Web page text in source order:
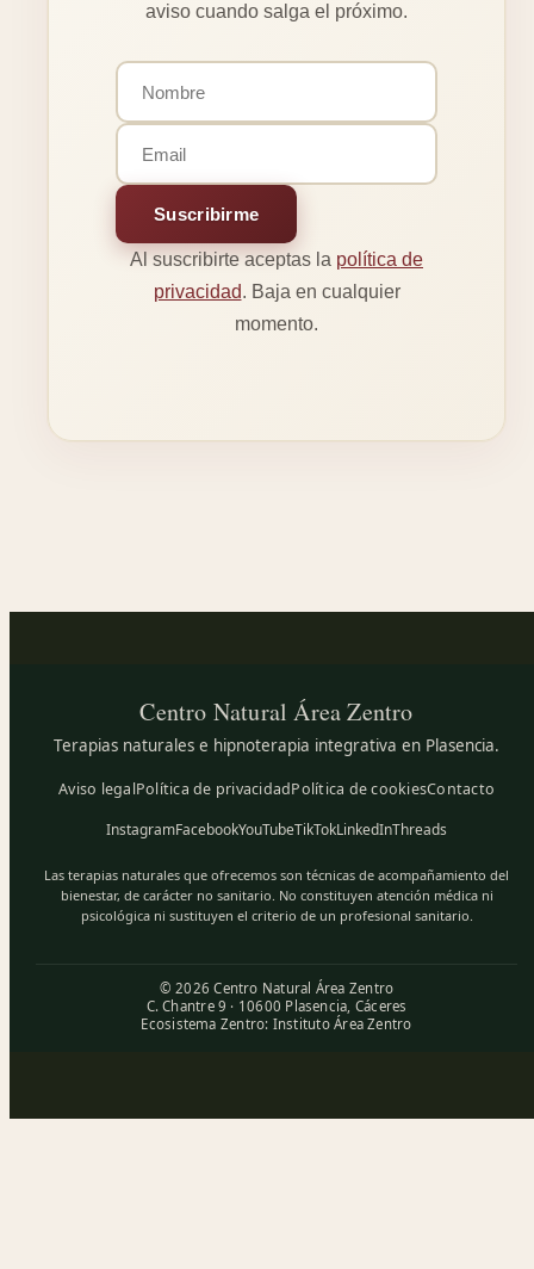
aviso cuando salga el próximo.
Suscribirme
Al suscribirte aceptas la política de
privacidad. Baja en cualquier
momento.
Centro NaturalÁrea Zentro
Terapias naturales e hipnoterapia integrativa en Plasencia.
Aviso legalPolítica de privacidadPolítica de cookiesContacto
InstagramFacebookYouTubeTikTokLinkedInThreads
Las terapias naturales que ofrecemos son técnicas de acompañamiento del
bienestar, de carácter no sanitario. No constituyen atención médica ni
psicológica ni sustituyen el criterio de un profesional sanitario.
© 2026 Centro Natural Área Zentro
C. Chantre 9 · 10600 Plasencia, Cáceres
Ecosistema Zentro: Instituto Área Zentro